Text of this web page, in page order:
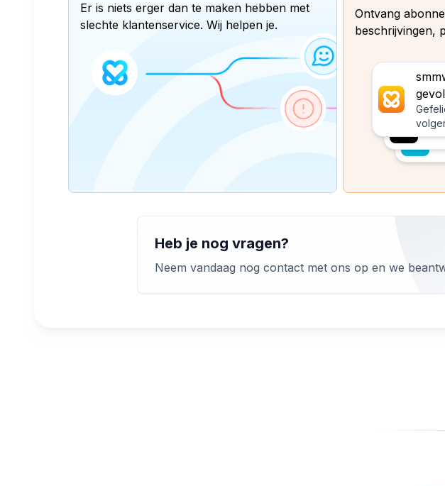
Er is niets erger dan te maken hebben met
slechte klantenservice. Wij helpen je.
Ontvang
beschrijvingen,
Heb je nog vragen?
Neem vandaag nog contact met ons op en we